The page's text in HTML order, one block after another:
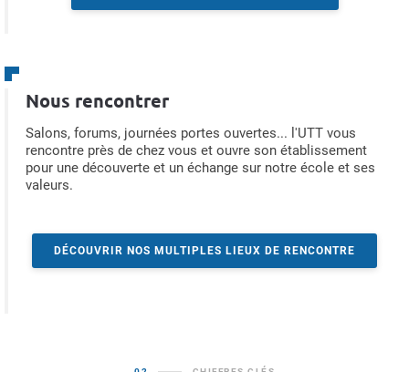
Nous rencontrer
Salons, forums, journées portes ouvertes... l'UTT vous
rencontre près de chez vous et ouvre son établissement
pour une découverte et un échange sur notre école et ses
valeurs.
DÉCOUVRIR NOS MULTIPLES LIEUX DE RENCONTRE